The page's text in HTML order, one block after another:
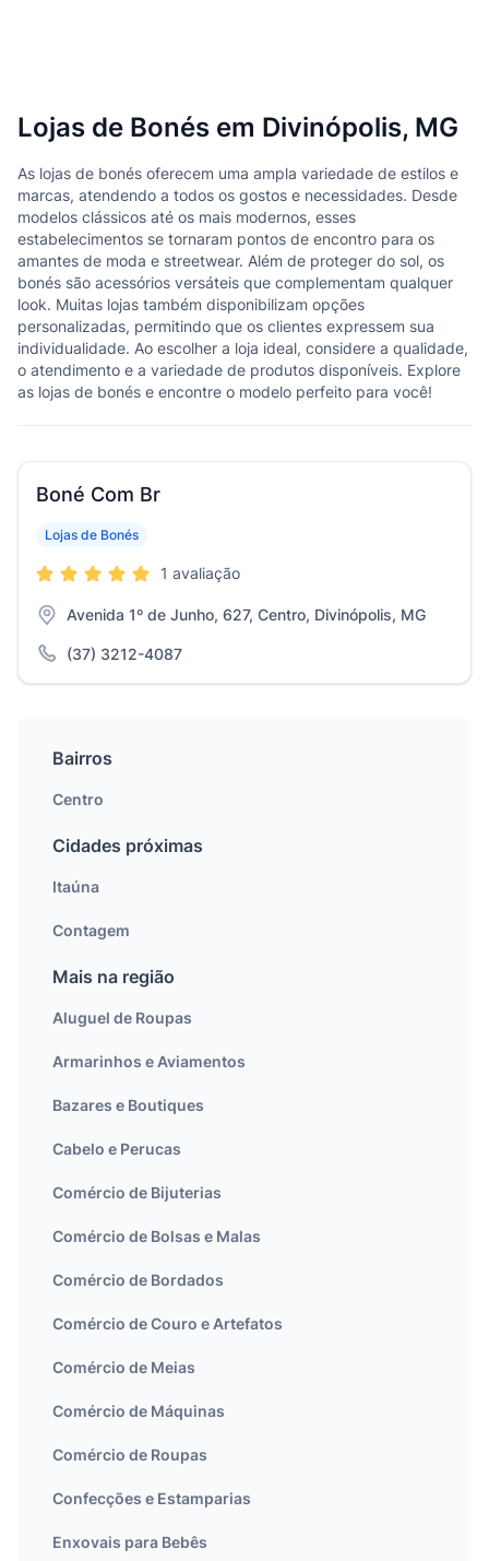
Lojas de Bonés em Divinópolis, MG
As lojas de bonés oferecem uma ampla variedade de estilos e
marcas, atendendo a todos os gostos e necessidades. Desde
modelos clássicos até os mais modernos, esses
estabelecimentos se tornaram pontos de encontro para os
amantes de moda e streetwear. Além de proteger do sol, os
bonés são acessórios versáteis que complementam qualquer
look. Muitas lojas também disponibilizam opções
personalizadas, permitindo que os clientes expressem sua
individualidade. Ao escolher a loja ideal, considere a qualidade,
o atendimento e a variedade de produtos disponíveis. Explore
as lojas de bonés e encontre o modelo perfeito para você!
Boné Com Br
Lojas de Bonés
1 avaliação
Avenida 1º de Junho, 627, Centro, Divinópolis, MG
(37) 3212-4087
Bairros
Centro
Cidades próximas
Itaúna
Contagem
Mais na região
Aluguel de Roupas
Armarinhos e Aviamentos
Bazares e Boutiques
Cabelo e Perucas
Comércio de Bijuterias
Comércio de Bolsas e Malas
Comércio de Bordados
Comércio de Couro e Artefatos
Comércio de Meias
Comércio de Máquinas
Comércio de Roupas
Confecções e Estamparias
Enxovais para Bebês